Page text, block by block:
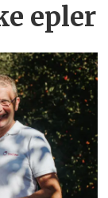
epler